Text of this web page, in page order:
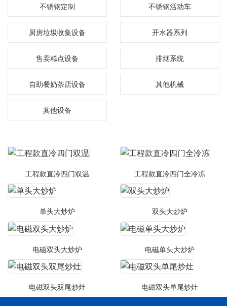
不锈钢定制 不锈钢活动车
厨房垃圾收集设备 开水器系列
售卖糕点设备 排烟系统
自助餐奶茶店设备 其他机械
其他设备
工程款直冷四门双温 工程款直冷四门全冷冻
单头大炒炉 双头大炒炉
电磁双头大炒炉 电磁单头大炒炉
电磁双头双尾炒灶 电磁双头单尾炒灶